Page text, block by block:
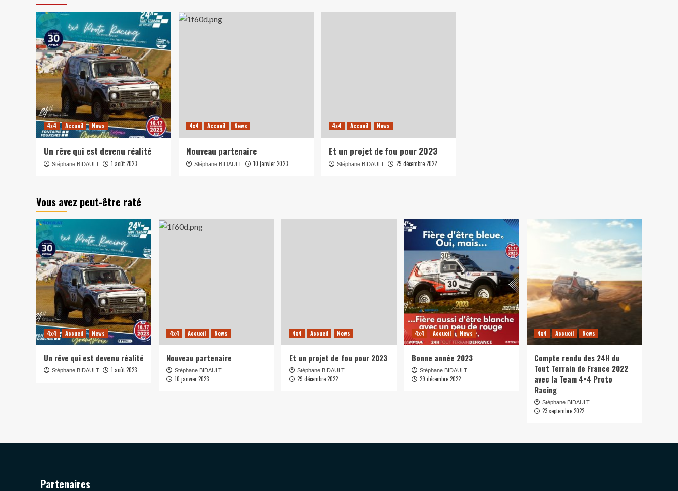
4x4 Accueil News
Un rêve qui est devenu réalité
Stéphane BIDAULT 1 août 2023
4x4 Accueil News
Nouveau partenaire
Stéphane BIDAULT 10 janvier 2023
4x4 Accueil News
Et un projet de fou pour 2023
Stéphane BIDAULT 29 décembre 2022
Vous avez peut-être raté
4x4 Accueil News
Un rêve qui est devenu réalité
Stéphane BIDAULT 1 août 2023
4x4 Accueil News
Nouveau partenaire
Stéphane BIDAULT
10 janvier 2023
4x4 Accueil News
Et un projet de fou pour 2023
Stéphane BIDAULT
29 décembre 2022
4x4 Accueil News
Bonne année 2023
Stéphane BIDAULT
29 décembre 2022
4x4 Accueil News
Compte rendu des 24H du
Tout Terrain de France 2022
avec la Team 4×4 Proto
Racing
Stéphane BIDAULT
23 septembre 2022
Partenaires